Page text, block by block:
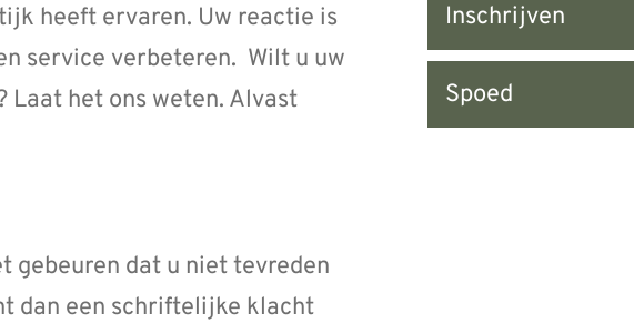
heeft ervaren. Uw reactie is
service verbeteren. Wilt u uw
Laat het ons weten. Alvast
gebeuren dat u niet tevreden
dan een schriftelijke klacht
Inschrijven
Spoed